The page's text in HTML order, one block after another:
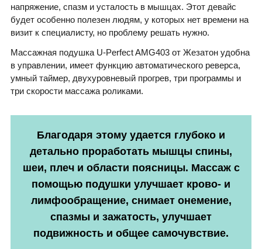
напряжение, спазм и усталость в мышцах. Этот девайс
будет особенно полезен людям, у которых нет времени на
визит к специалисту, но проблему решать нужно.
Массажная подушка U-Perfect AMG403 от Жезатон удобна
в управлении, имеет функцию автоматического реверса,
умный таймер, двухуровневый прогрев, три программы и
три скорости массажа роликами.
Благодаря этому удается глубоко и
детально проработать мышцы спины,
шеи, плеч и области поясницы. Массаж с
помощью подушки улучшает крово- и
лимфообращение, снимает онемение,
спазмы и зажатость, улучшает
подвижность и общее самочувствие.